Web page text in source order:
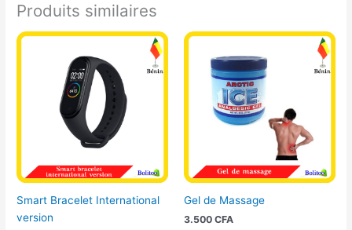
Produits similaires
Smart Bracelet International
version
Gel de Massage
3.500 CFA